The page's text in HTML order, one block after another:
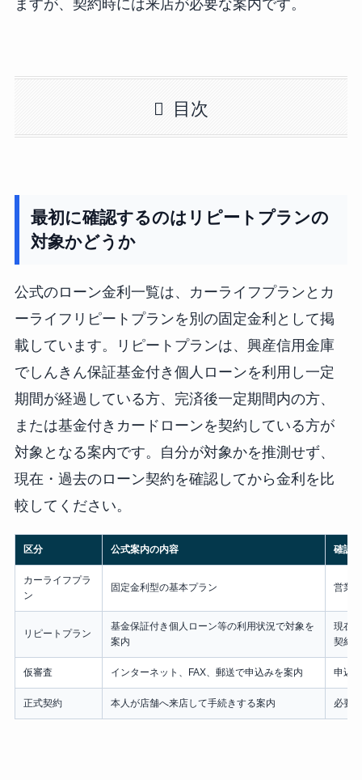
ますが、契約時には来店が必要な案内です。
目次
最初に確認するのはリピートプランの
対象かどうか
公式のローン金利一覧は、カーライフプランとカ
ーライフリピートプランを別の固定金利として掲
載しています。リピートプランは、興産信用金庫
でしんきん保証基金付き個人ローンを利用し一定
期間が経過している方、完済後一定期間内の方、
または基金付きカードローンを契約している方が
対象となる案内です。自分が対象かを推測せず、
現在・過去のローン契約を確認してから金利を比
較してください。
区分 公式案内の内容 確認
カーライフプラ
ン
固定金利型の基本プラン 営業
リピートプラン
基金保証付き個人ローン等の利用状況で対象を
案内
現在
契約
仮審査 インターネット、FAX、郵送で申込みを案内 申込
正式契約 本人が店舗へ来店して手続きする案内 必要